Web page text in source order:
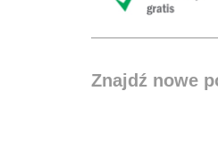
Znajdź nowe